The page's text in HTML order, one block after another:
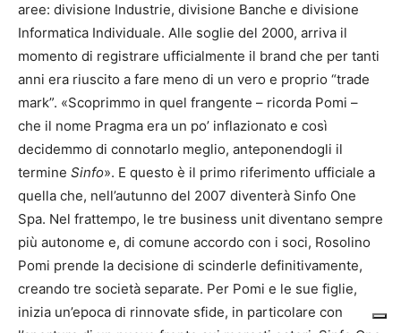
aree: divisione Industrie, divisione Banche e divisione
Informatica Individuale. Alle soglie del 2000, arriva il
momento di registrare ufficialmente il brand che per tanti
anni era riuscito a fare meno di un vero e proprio “trade
mark”. «Scoprimmo in quel frangente – ricorda Pomi –
che il nome Pragma era un po’ inflazionato e così
decidemmo di connotarlo meglio, anteponendogli il
termine Sinfo». E questo è il primo riferimento ufficiale a
quella che, nell’autunno del 2007 diventerà Sinfo One
Spa. Nel frattempo, le tre business unit diventano sempre
più autonome e, di comune accordo con i soci, Rosolino
Pomi prende la decisione di scinderle definitivamente,
creando tre società separate. Per Pomi e le sue figlie,
inizia un’epoca di rinnovate sfide, in particolare con